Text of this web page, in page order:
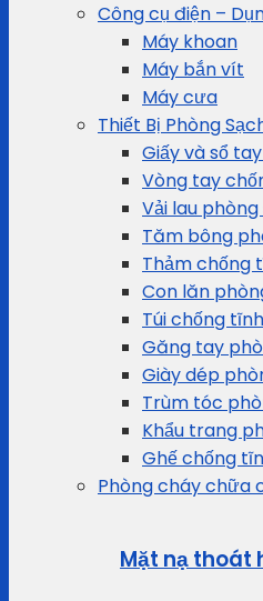
Công cụ điện –
Máy khoan
Máy bắn vít
Máy cưa
Thiết Bị Phòng
Giấy và sổ
Vòng tay
Vải lau
Tăm bông
Thảm chống
Con lăn
Túi chống
Găng tay
Giày dép
Trùm tóc
Khẩu trang
Ghế chống
Phòng cháy chữa
Mặt nạ thoát